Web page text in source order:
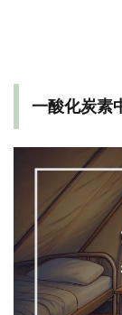
一酸化炭素